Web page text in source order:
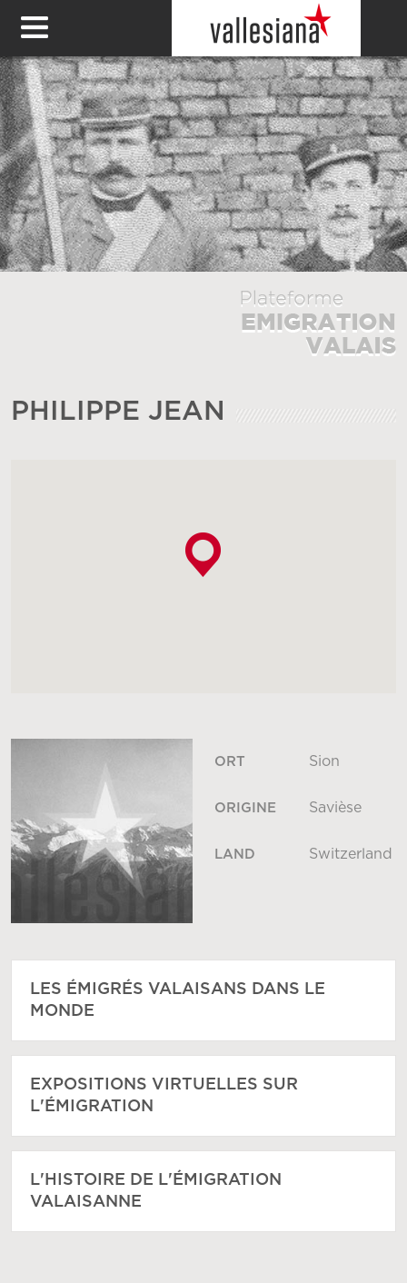
PHILIPPE JEAN
ORT Sion
ORIGINE Savièse
LAND Switzerland
LES ÉMIGRÉS VALAISANS DANS LE
MONDE
EXPOSITIONS VIRTUELLES SUR
L'ÉMIGRATION
L'HISTOIRE DE L'ÉMIGRATION
VALAISANNE